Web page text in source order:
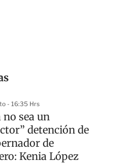
- 16:35 Hrs
no sea un
detención de
de
Kenia López